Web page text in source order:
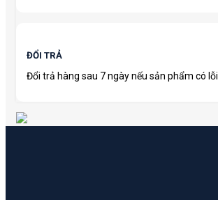
ĐỔI TRẢ
Đổi trả hàng sau 7 ngày nếu sản phẩm có lỗi